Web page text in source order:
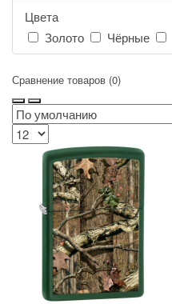
Цвета
Золото
Чёрные
Сравнение товаров (0)